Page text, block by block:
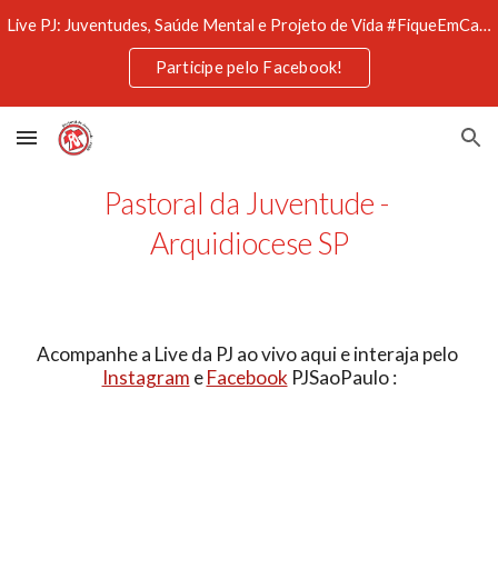
Skip to navigation
Live PJ: Juventudes, Saúde Mental e Projeto de Vida #FiqueEmCasaComAPJ
Participe pelo Facebook!
Pastoral da Juventude -
Arquidiocese SP
Instagram e Facebook PJSaoPaulo :